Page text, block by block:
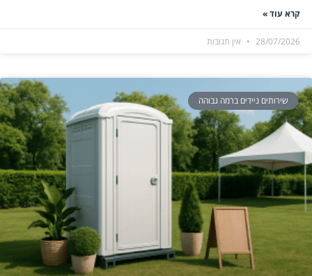
קרא עוד »
28/07/2026 אין תגובות
שירותים ניידים ברמה גבוהה